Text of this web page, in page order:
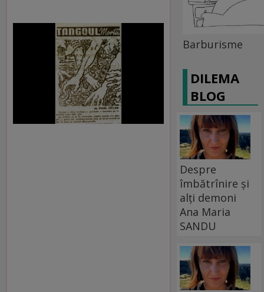
Barburisme
DILEMA
BLOG
Despre
îmbătrînire și
alți demoni
Ana Maria
SANDU